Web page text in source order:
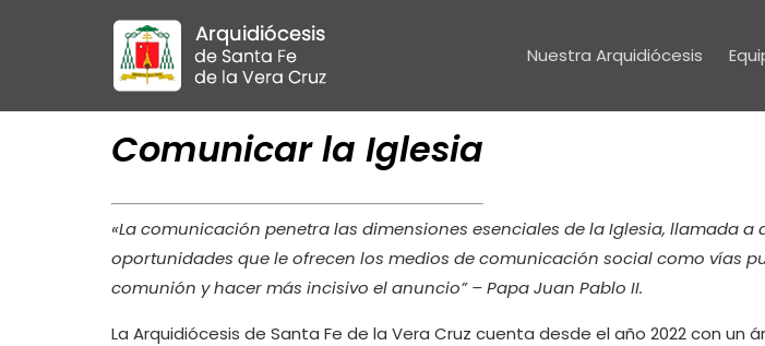
Nuestra Arquidiócesis
Comunicar la Iglesia
«La comunicación penetra las dimensiones esenciales de la Iglesia, llamada
oportunidades que le ofrecen los medios de comunicación social como vías
comunión y hacer más incisivo el anuncio” – Papa Juan Pablo II.
La Arquidiócesis de Santa Fe de la Vera Cruz cuenta desde el año 2022 con